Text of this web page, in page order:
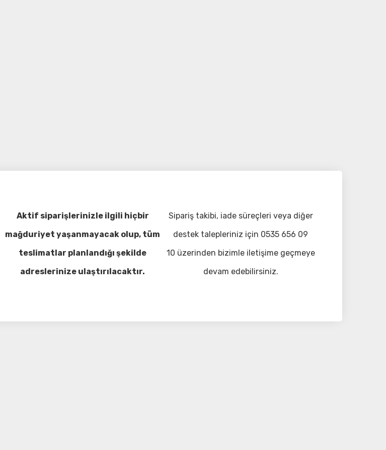
Aktif siparişlerinizle ilgili hiçbir
mağduriyet yaşanmayacak olup, tüm
teslimatlar planlandığı şekilde
adreslerinize ulaştırılacaktır.
Sipariş takibi, iade süreçleri veya diğer
destek talepleriniz için 0535 656 09
10 üzerinden bizimle iletişime geçmeye
devam edebilirsiniz.